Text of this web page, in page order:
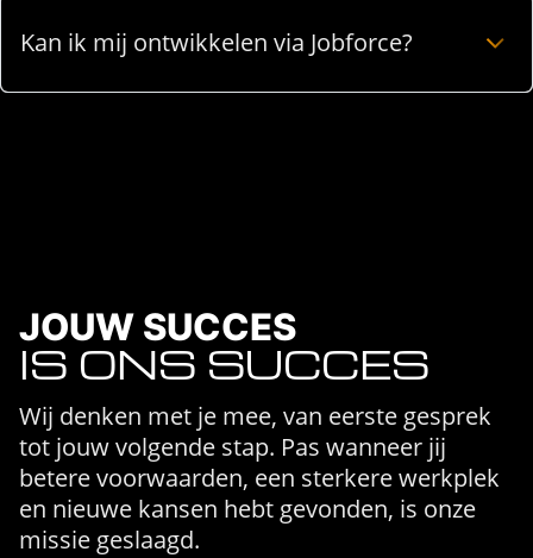
Kan ik mij ontwikkelen via Jobforce?
JOUW SUCCES
IS ONS SUCCES
Wij denken met je mee, van eerste gesprek
tot jouw volgende stap. Pas wanneer jij
betere voorwaarden, een sterkere werkplek
en nieuwe kansen hebt gevonden, is onze
missie geslaagd.